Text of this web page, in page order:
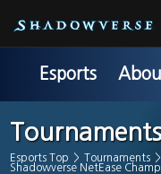
Esports
Esports Top > Tournaments >
Shadowverse NetEase